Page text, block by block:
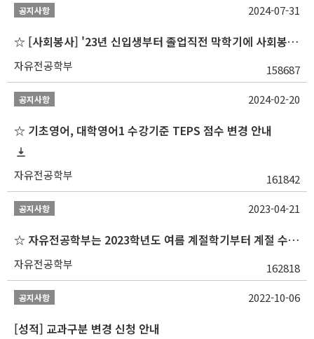
공지사항
☆ [사회봉사] '23년 신입생부터 졸업직전 막학기에 사회봉사1,2,3 수강 불가
자유전공학부 158687
2024-07-31
공지사항
☆ 기초영어, 대학영어1 수강기준 TEPS 점수 변경 안내
자유전공학부 161842
2024-02-20
공지사항
☆ 자유전공학부는 2023학년도 여름 계절학기부터 계절 수업을 개설하지 않습니다 ☆
자유전공학부 162818
2023-04-21
공지사항
[성적] 교과구분 변경 신청 안내
2022-10-06